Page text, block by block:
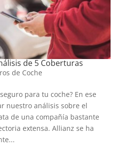
de 5 Coberturas
de Coche
para tu coche? En ese
nuestro análisis sobre el
de una compañía bastante
extensa. Allianz se ha